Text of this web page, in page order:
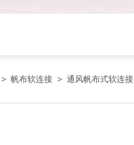
> 帆布软连接 > 通风帆布式软连接